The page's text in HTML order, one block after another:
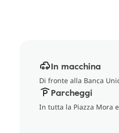
In macchina
Di fronte alla Banca
Parcheggi
In tutta la Piazza Mora